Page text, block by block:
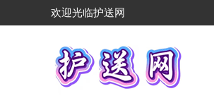
欢迎光临护送网